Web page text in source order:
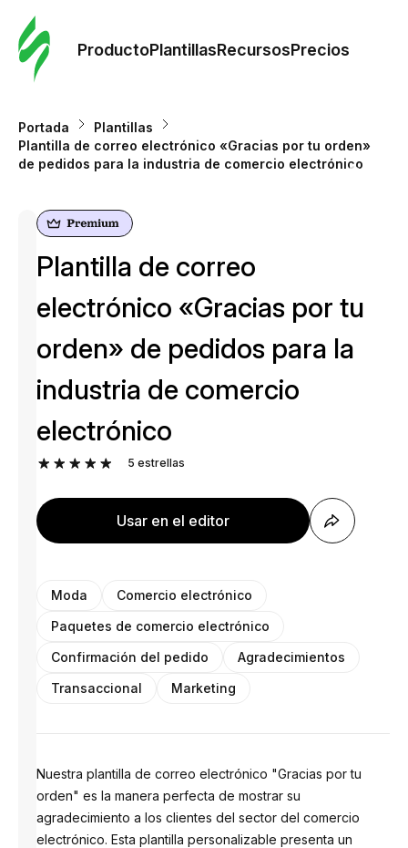
ProductoPlantillasRecursosPrecios
Portada
Plantillas
Plantilla de correo electrónico «Gracias por tu orden»
de pedidos para la industria de comercio electrónico
Plantilla de correo
electrónico «Gracias por tu
orden» de pedidos para la
industria de comercio
electrónico
5 estrellas
Usar en el editor
Moda
Comercio electrónico
Paquetes de comercio electrónico
Confirmación del pedido
Agradecimientos
Transaccional
Marketing
Nuestra plantilla de correo electrónico "Gracias por tu
orden" es la manera perfecta de mostrar su
agradecimiento a los clientes del sector del comercio
electrónico. Esta plantilla personalizable presenta un